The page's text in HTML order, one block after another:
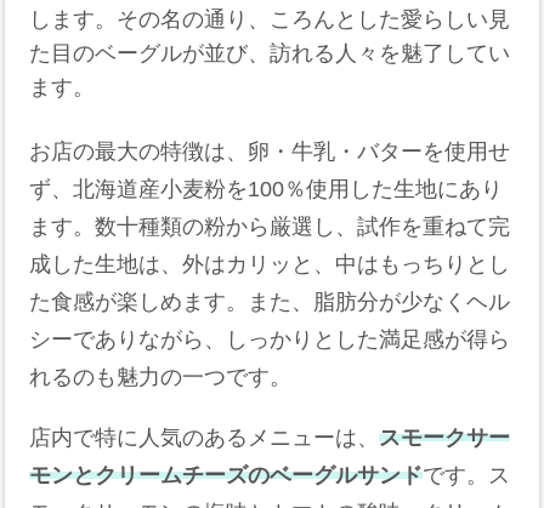
します。その名の通り、ころんとした愛らしい見
た目のベーグルが並び、訪れる人々を魅了してい
ます。
お店の最大の特徴は、卵・牛乳・バターを使用せ
ず、北海道産小麦粉を100％使用した生地にあり
ます。数十種類の粉から厳選し、試作を重ねて完
成した生地は、外はカリッと、中はもっちりとし
た食感が楽しめます。また、脂肪分が少なくヘル
シーでありながら、しっかりとした満足感が得ら
れるのも魅力の一つです。
店内で特に人気のあるメニューは、スモークサー
モンとクリームチーズのベーグルサンドです。ス